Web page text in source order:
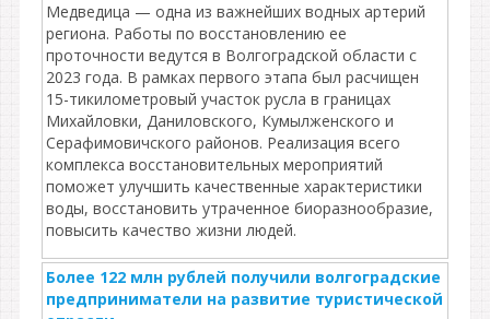
Медведица — одна из важнейших водных артерий
региона. Работы по восстановлению ее
проточности ведутся в Волгоградской области с
2023 года. В рамках первого этапа был расчищен
15-тикилометровый участок русла в границах
Михайловки, Даниловского, Кумылженского и
Серафимовичского районов. Реализация всего
комплекса восстановительных мероприятий
поможет улучшить качественные характеристики
воды, восстановить утраченное биоразнообразие,
повысить качество жизни людей.
Более 122 млн рублей получили волгоградские
предприниматели на развитие туристической